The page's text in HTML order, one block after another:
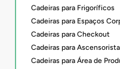
Cadeiras para Frigoríficos
Cadeiras para Espaços
Cadeiras para Checkout
Cadeiras para
Cadeiras para Área de